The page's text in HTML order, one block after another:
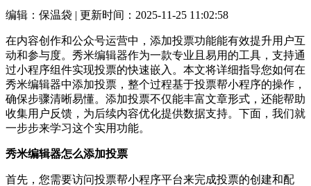
编辑：保温袋 | 更新时间：2025-11-25 11:02:58
在内容创作和公众号运营中，添加投票功能能有效提升用户互
动和参与度。秀米编辑器作为一款专业且易用的工具，支持通
过小程序组件实现投票的快速嵌入。本文将详细指导您如何在
秀米编辑器中添加投票，整个过程基于投票帮小程序的操作，
确保步骤清晰易懂。添加投票不仅能丰富文章形式，还能帮助
收集用户反馈，为后续内容优化提供数据支持。下面，我们就
一步步来学习这个实用功能。
秀米编辑器怎么添加投票
首先，您需要访问投票帮小程序平台来完成投票的创建和配